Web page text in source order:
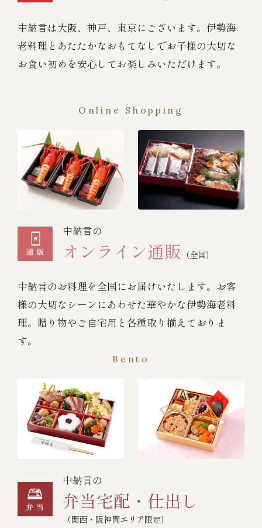
中納言は大阪、神戸、東京にございます。伊勢海
老料理とあたたかなおもてなしでお子様の大切な
お食い初めを安心してお楽しみいただけます。
Online Shopping
中納言の
オンライン通販 （全国）
中納言のお料理を全国にお届けいたします。お客
様の大切なシーンにあわせた華やかな伊勢海老料
理。贈り物やご自宅用と各種取り揃えておりま
す。
Bento
中納言の
弁当宅配・仕出し
（関西・阪神間エリア限定）